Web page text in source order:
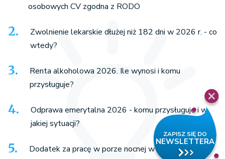
osobowych CV zgodna z RODO
Zwolnienie lekarskie dłużej niż 182 dni w 2026 r. - co
wtedy?
Renta alkoholowa 2026. Ile wynosi i komu
przysługuje?
Odprawa emerytalna 2026 - komu przysługuje i w
jakiej sytuacji?
Dodatek za pracę w porze nocnej w 2026 roku